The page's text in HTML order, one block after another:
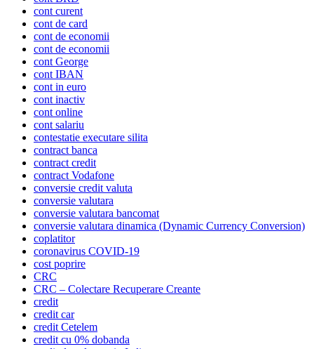
cont curent
cont de card
cont de economii
cont de economii
cont George
cont IBAN
cont in euro
cont inactiv
cont online
cont salariu
contestatie executare silita
contract banca
contract credit
contract Vodafone
conversie credit valuta
conversie valutara
conversie valutara bancomat
conversie valutara dinamica (Dynamic Currency Conversion)
coplatitor
coronavirus COVID-19
cost poprire
CRC
CRC – Colectare Recuperare Creante
credit
credit car
credit Cetelem
credit cu 0% dobanda